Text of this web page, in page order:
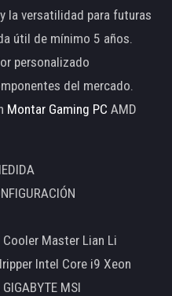
la versatilidad para futuras
útil de mínimo 5 años.
personalizado
del mercado.
Montar Gaming PC AMD
Master Lian Li
Intel Core i9 Xeon
MSI